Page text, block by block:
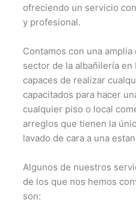
ofreciendo un servicio
y profesional.
Contamos con una
sector de la albañilería
capaces de realizar
capacitados para hacer
cualquier piso o local
arreglos que tienen la
lavado de cara a una
Algunos de nuestros
de los que nos hemos
son: